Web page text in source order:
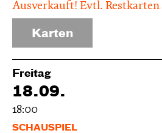
Ausverkauft! Evtl. Restkarten
Karten
Freitag
18.09.
18:00
SCHAUSPIEL